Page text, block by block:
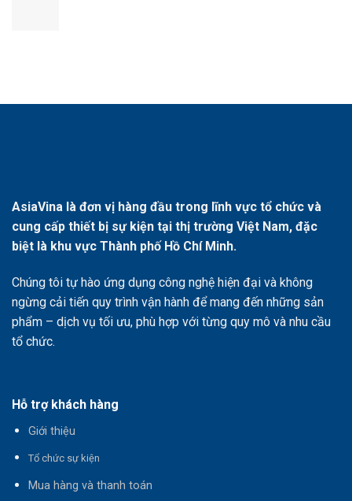
AsiaVina là đơn vị hàng đầu trong lĩnh vực tổ chức và
cung cấp thiết bị sự kiện tại thị trường Việt Nam, đặc
biệt là khu vực Thành phố Hồ Chí Minh.
Chúng tôi tự hào ứng dụng công nghệ hiện đại và không
ngừng cải tiến quy trình vận hành để mang đến những sản
phẩm – dịch vụ tối ưu, phù hợp với từng quy mô và nhu cầu
tổ chức.
Hỗ trợ khách hàng
Giới thiệu
Tổ chức sự kiện
Mua hàng và thanh toán